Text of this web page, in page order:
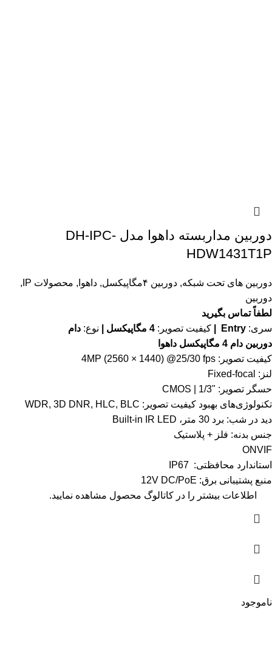
دوربین مداربسته داهوا مدل DH-IPC-
HDW1431T1P
دوربین های تحت شبکه, دوربین ۴مگاپیکسل , داهوا , محصولات IP
,
دوربین
لطفاً تماس بگیرید
سری: Entry | کیفیت تصویر: نوع: دام
دوربین دام 4 مگاپیکسل داهوا
کیفیت تصویر: 4MP (2560 × 1440) @25/30 fps
لنز: Fixed-focal
حسگر تصویر: "1/3 | CMOS
تکنولوژی‌های بهبود کیفیت تصویر: WDR, 3D DNR, HLC, BLC
دید در شب: برد 30 متر، Built-in IR LED
جنس بدنه: فلز + پلاستیک
ONVIF
استاندارد محافظتی: IP67
منبع پشتیبانی برق: 12V DC/PoE
اطلاعات بیشتر را در کاتالوگ محصول مشاهده نمایید.
ناموجود